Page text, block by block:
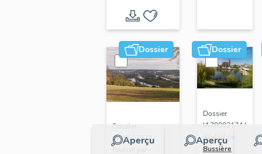
Dossier
Aperçu
Dossier
IA78002272 |
Dossier
Aperçu
Dossier
IA78002174 |
Réalisé par
Bussière